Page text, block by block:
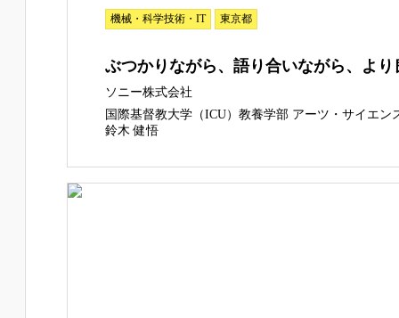
機械・科学技術・IT 東京都
ぶつかりながら、語り合いながら、よ
ソニー株式会社
国際基督教大学（ICU）教養学部 アーツ・サイエン
鈴木 健悟